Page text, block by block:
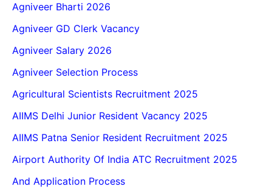
Agniveer Bharti 2026
Agniveer GD Clerk Vacancy
Agniveer Salary 2026
Agniveer Selection Process
Agricultural Scientists Recruitment 2025
AIIMS Delhi Junior Resident Vacancy 2025
AIIMS Patna Senior Resident Recruitment 2025
Airport Authority Of India ATC Recruitment 2025
And Application Process